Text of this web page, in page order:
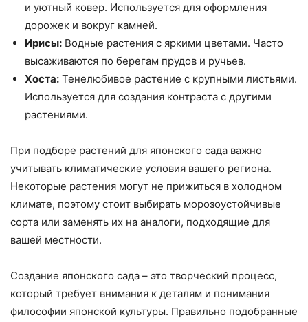
и уютный ковер. Используется для оформления
дорожек и вокруг камней.
Ирисы: Водные растения с яркими цветами. Часто
высаживаются по берегам прудов и ручьев.
Хоста: Тенелюбивое растение с крупными листьями.
Используется для создания контраста с другими
растениями.
При подборе растений для японского сада важно
учитывать климатические условия вашего региона.
Некоторые растения могут не прижиться в холодном
климате, поэтому стоит выбирать морозоустойчивые
сорта или заменять их на аналоги, подходящие для
вашей местности.
Создание японского сада – это творческий процесс,
который требует внимания к деталям и понимания
философии японской культуры. Правильно подобранные